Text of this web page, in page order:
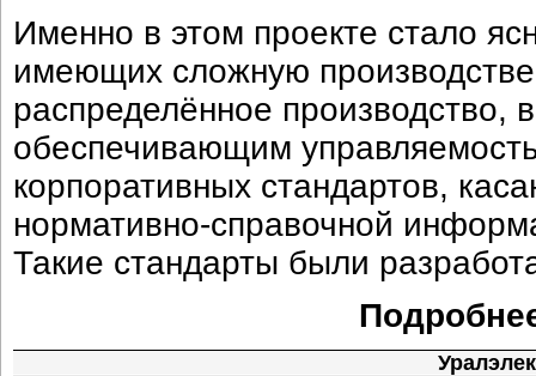
Именно в этом проекте стало
имеющих сложную
распределённое
обеспечивающим
корпоративных стандартов,
нормативно-справочной
Такие стандарты были